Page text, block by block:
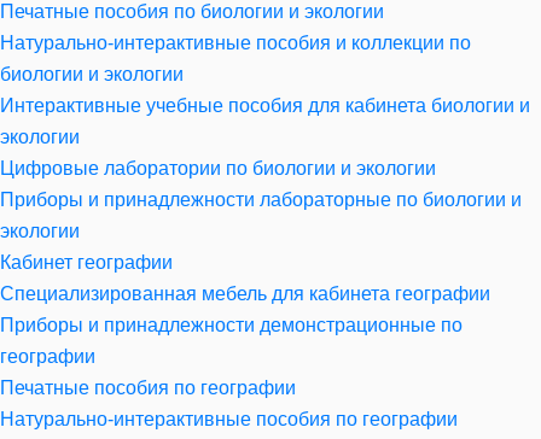
Печатные пособия по биологии и экологии
Натурально-интерактивные пособия и коллекции по
биологии и экологии
Интерактивные учебные пособия для кабинета биологии и
экологии
Цифровые лаборатории по биологии и экологии
Приборы и принадлежности лабораторные по биологии и
экологии
Кабинет географии
Специализированная мебель для кабинета географии
Приборы и принадлежности демонстрационные по
географии
Печатные пособия по географии
Натурально-интерактивные пособия по географии